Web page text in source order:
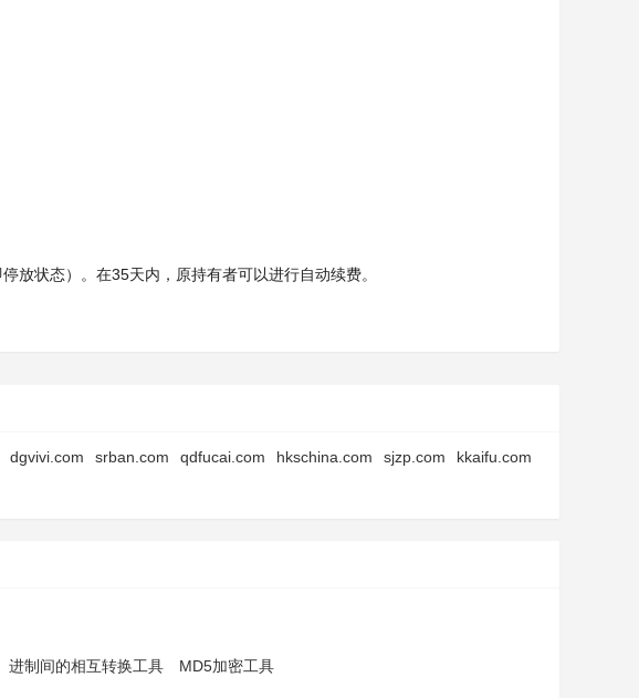
放状态）。在35天内，原持有者可以进行自动续费。
dgvivi.com srban.com qdfucai.com hkschina.com sjzp.com
kkaifu.com
进制间的相互转换工具
MD5加密工具